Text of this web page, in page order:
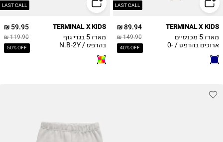
LAST CALL
89.94 ₪
149.90 ₪
40% OFF
TERMINAL X KIDS
מארז 5 מכנסיים
ארוכים בהדפס / 0-
LAST CALL
59.95 ₪
119.90 ₪
50% OFF
TERMINAL X KIDS
מארז 5 בגדי גוף
בהדפס / N.B-2Y